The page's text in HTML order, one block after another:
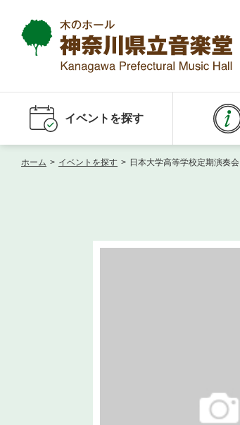
イベントを探す
ホーム > イベントを探す > 日本大学高等学校定期演奏会